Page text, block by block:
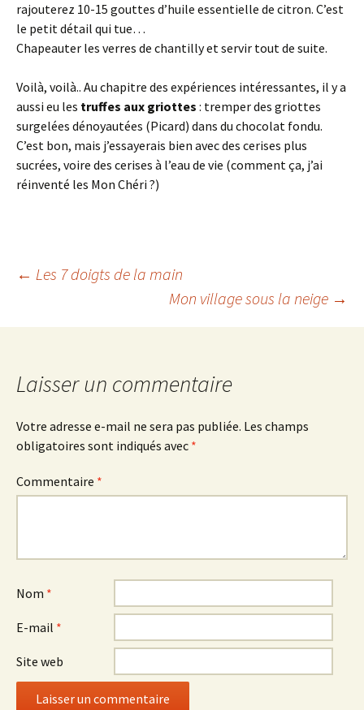
rajouterez 10-15 gouttes d’huile essentielle de citron. C’est
le petit détail qui tue…
Chapeauter les verres de chantilly et servir tout de suite.
Voilà, voilà.. Au chapitre des expériences intéressantes, il y a
aussi eu les truffes aux griottes : tremper des griottes
surgelées dénoyautées (Picard) dans du chocolat fondu.
C’est bon, mais j’essayerais bien avec des cerises plus
sucrées, voire des cerises à l’eau de vie (comment ça, j’ai
réinventé les Mon Chéri ?)
Navigation
des
articles
← Les 7 doigts de la main
Mon village sous la neige →
Laisser un commentaire
Votre adresse e-mail ne sera pas publiée. Les champs
obligatoires sont indiqués avec *
Commentaire *
Nom *
E-mail *
Site web